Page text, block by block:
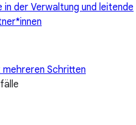
in der Verwaltung und leitende
Schritten